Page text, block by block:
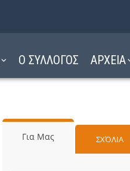
Ο ΣΥΛΛΟΓΟΣ ΑΡΧΕΙΑ
Για Μας ΣΧΌΛΙΑ